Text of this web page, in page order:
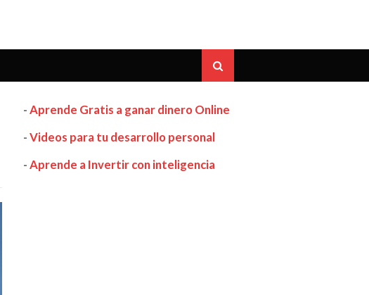
-Aprende Gratis a ganar dinero Online
-Videos para tu desarrollo personal
-Aprende a Invertir con inteligencia